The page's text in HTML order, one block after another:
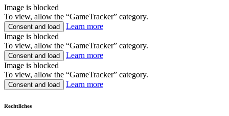
Image is blocked
To view, allow the “GameTracker” category.
Consent and load
Learn more
Image is blocked
To view, allow the “GameTracker” category.
Consent and load
Learn more
Image is blocked
To view, allow the “GameTracker” category.
Consent and load Learn more
Rechtliches